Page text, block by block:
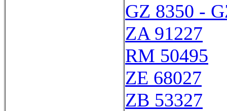
GZ 8350 -
ZA 91227
RM 50495
ZE 68027
ZB 53327